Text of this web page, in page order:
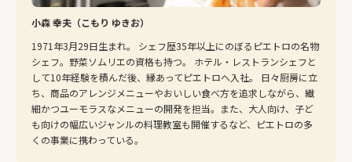
小森 幸夫（こもり ゆきお）
1971年3月29日生まれ。 シェフ歴35年以上にのぼるピエトロの名物
シェフ。野菜ソムリエの資格も持つ。 ホテル・レストランシェフと
して10年経験を積んだ後、縁あってピエトロへ入社。 日々厨房に立
ち、商品のアレンジメニューやおいしい食べ方を追求しながら、繊
細かつユーモラスなメニューの開発を担当。また、大人向け、子ど
も向けの幅広いジャンルの料理教室も開催するなど、ピエトロの多
くの事業に携わっている。